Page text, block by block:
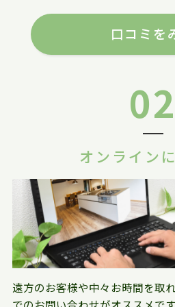
口コミを
02
オンライン
遠方のお客様や中々お時間を取